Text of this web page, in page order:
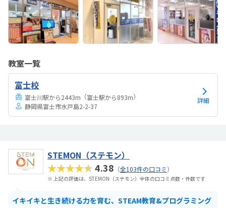
教室一覧
富士校
富士川駅から2443m （富士駅から893m）
静岡県富士市水戸島2-2-37
詳細
STEMON（ステモン）
★★★★★4.38 （全103件の口コミ）
※ 上記の評価は、STEMON（ステモン）全体の口コミ点数・件数です
イキイキと生き続ける力を育む、STEAM教育&プログラミング